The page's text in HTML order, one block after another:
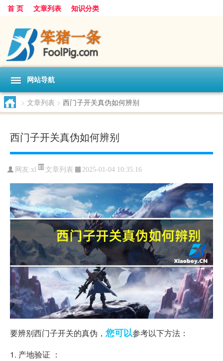
首 页 文章列表 知识分类
网站导航
> 文章列表 > 西门子开关真伪如何辨别
西门子开关真伪如何辨别
网友:xl 文章列表 2025-01-04 10:35:16
要辨别西门子开关的真伪， 您可以参考以下方法：
1. 产地验证 ：